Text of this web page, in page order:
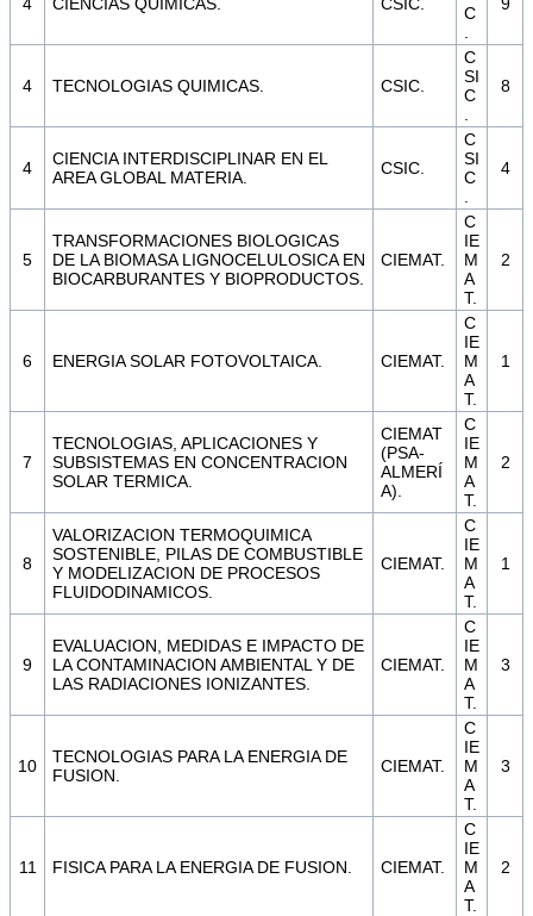
C
4 TECNOLOGIAS QUIMICAS. CSIC.
C
SI
C
8
4
CIENCIA INTERDISCIPLINAR EN EL
AREA GLOBAL MATERIA.
CSIC.
C
SI
C
4
5
TRANSFORMACIONES BIOLOGICAS
DE LA BIOMASA LIGNOCELULOSICA EN
BIOCARBURANTES Y BIOPRODUCTOS.
CIEMAT.
C
IE
M
A
T.
2
6 ENERGIA SOLAR FOTOVOLTAICA. CIEMAT.
C
IE
M
A
T.
1
7
TECNOLOGIAS, APLICACIONES Y
SUBSISTEMAS EN CONCENTRACION
SOLAR TERMICA.
CIEMAT
(PSA-
ALMERÍ
A).
C
IE
M
A
T.
2
8
VALORIZACION TERMOQUIMICA
SOSTENIBLE, PILAS DE COMBUSTIBLE
Y MODELIZACION DE PROCESOS
FLUIDODINAMICOS.
CIEMAT.
C
IE
M
A
T.
1
9
EVALUACION, MEDIDAS E IMPACTO DE
LA CONTAMINACION AMBIENTAL Y DE
LAS RADIACIONES IONIZANTES.
CIEMAT.
C
IE
M
A
T.
3
10
TECNOLOGIAS PARA LA ENERGIA DE
FUSION.
CIEMAT.
C
IE
M
A
T.
3
11 FISICA PARA LA ENERGIA DE FUSION. CIEMAT.
C
IE
M
A
T.
2